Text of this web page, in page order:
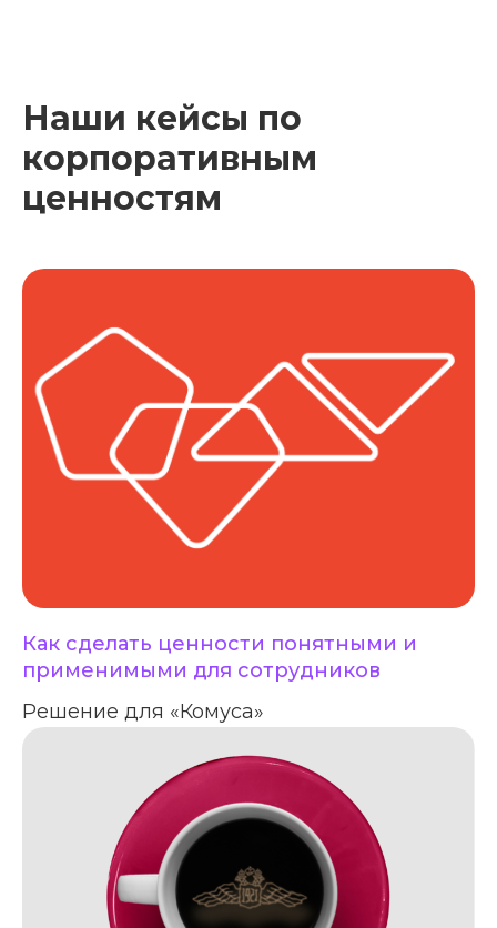
Наши кейсы по
корпоративным
ценностям
Как сделать ценности понятными и
применимыми для сотрудников
Решение для «Комуса»